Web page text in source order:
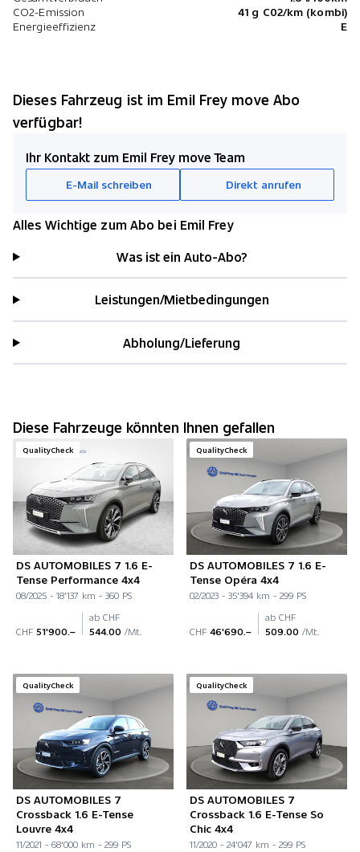
CO2-Emission
41 g C02/km (kombi)
Energieeffizienz
E
Dieses Fahrzeug ist im Emil Frey move Abo
verfügbar!
Ihr Kontakt zum Emil Frey move Team
E-Mail schreiben Direkt anrufen
Alles Wichtige zum Abo bei Emil Frey
Was ist ein Auto-Abo?
Leistungen/Mietbedingungen
Abholung/Lieferung
Diese Fahrzeuge könnten Ihnen gefallen
QualityCheck
DS AUTOMOBILES 7 1.6 E-
Tense Performance 4x4
08/2025 - 18'137 km - 360 PS
CHF 51'900.–
ab CHF
544.00 /Mt.
QualityCheck
DS AUTOMOBILES 7 1.6 E-
Tense Opéra 4x4
02/2023 - 35'394 km - 299 PS
CHF 46'690.–
ab CHF
509.00 /Mt.
QualityCheck
DS AUTOMOBILES 7
Crossback 1.6 E-Tense
Louvre 4x4
11/2021 - 68'000 km - 299 PS
QualityCheck
DS AUTOMOBILES 7
Crossback 1.6 E-Tense So
Chic 4x4
11/2020 - 24'047 km - 299 PS